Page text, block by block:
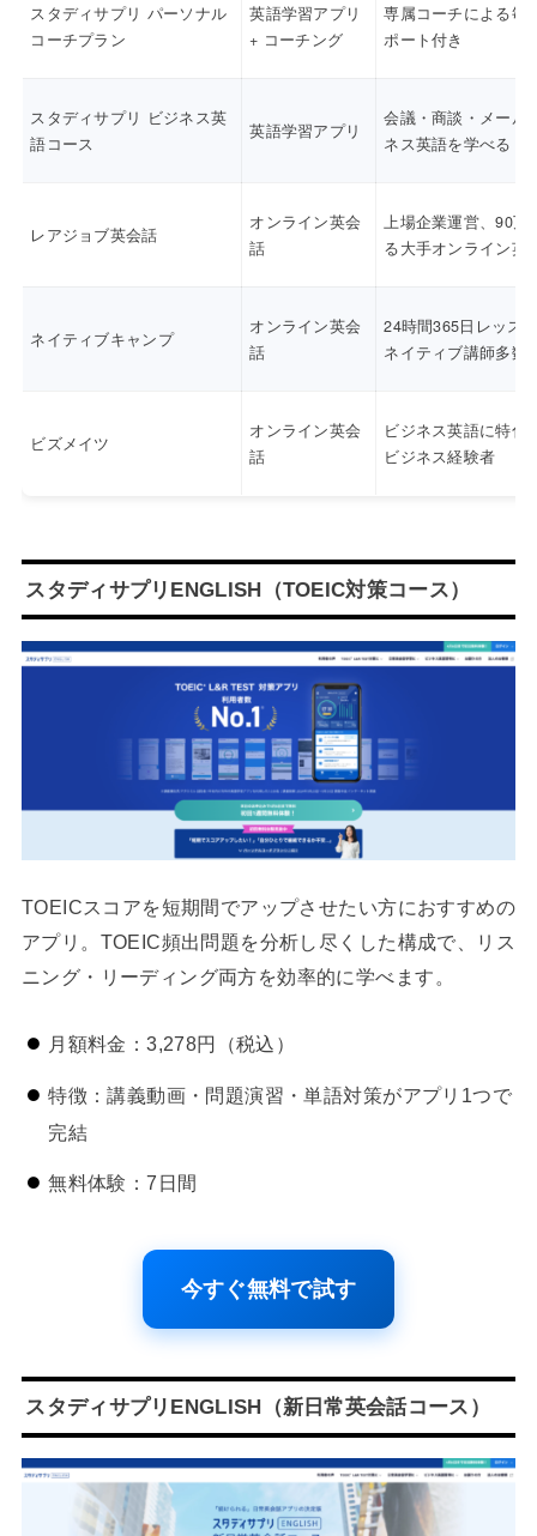
スタディサプリ パーソナル
コーチプラン
英語学習アプリ
+ コーチング
専属コーチによる毎
ポート付き
スタディサプリ ビジネス英
語コース
英語学習アプリ
会議・商談・メール
ネス英語を学べる
レアジョブ英会話
オンライン英会
話
上場企業運営、90万
る大手オンライン英
ネイティブキャンプ
オンライン英会
話
24時間365日レッス
ネイティブ講師多数
ビズメイツ
オンライン英会
話
ビジネス英語に特化
ビジネス経験者
スタディサプリENGLISH（TOEIC対策コース）
TOEICスコアを短期間でアップさせたい方におすすめの
アプリ。TOEIC頻出問題を分析し尽くした構成で、リス
ニング・リーディング両方を効率的に学べます。
月額料金：3,278円（税込）
特徴：講義動画・問題演習・単語対策がアプリ1つで
完結
無料体験：7日間
今すぐ無料で試す
スタディサプリENGLISH（新日常英会話コース）